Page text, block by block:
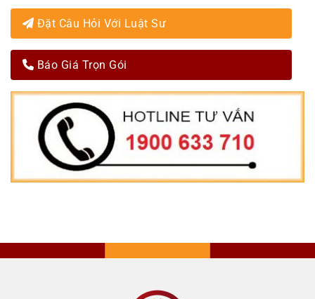
Đặt Câu Hỏi Với Luật Sư
Báo Giá Trọn Gói